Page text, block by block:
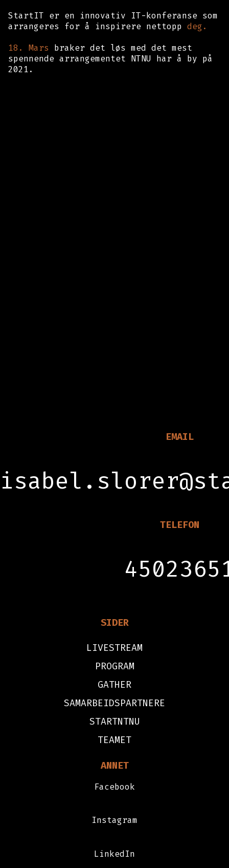
StartIT er en innovativ IT-konferanse som
arrangeres for å inspirere nettopp deg.
18. Mars braker det løs med det mest
spennende arrangementet NTNU har å by på
2021.
EMAIL
TELEFON
SIDER
LIVESTREAM
PROGRAM
GATHER
SAMARBEIDSPARTNERE
STARTNTNU
TEAMET
ANNET
Facebook
Instagram
LinkedIn